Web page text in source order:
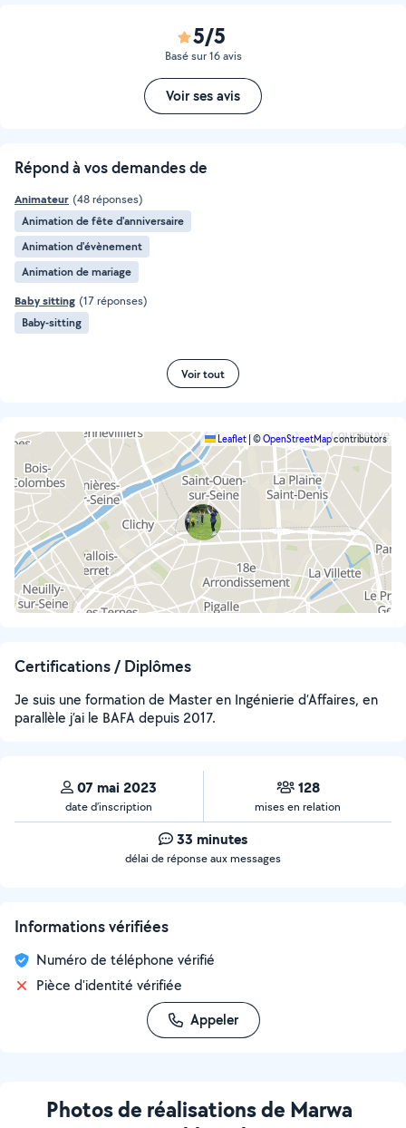
5/5
Basé sur 16 avis
Voir ses avis
Répond à vos demandes de
Animateur (48 réponses)
Animation de fête d'anniversaire
Animation d'évènement
Animation de mariage
Baby sitting (17 réponses)
Baby-sitting
Voir tout
Leaflet ©OpenStreetMapcontributors
Certifications / Diplômes
Je suis une formation de Master en Ingénierie d’Affaires, en
parallèle j’ai le BAFA depuis 2017.
07 mai 2023
date d’inscription
128
mises en relation
33 minutes
délai de réponse aux messages
Informations vérifiées
Numéro de téléphone vérifié
Pièce d'identité vérifiée
Appeler
Photos de réalisations de Marwa